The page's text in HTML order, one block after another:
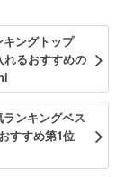
ングトップ
れるおすすめの
ンキングベス
すすめ第1位